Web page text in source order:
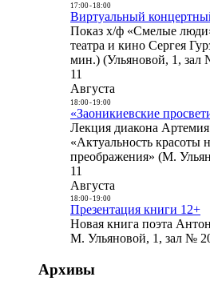
17:00- 18:00
Виртуальный
Показ х/ф «Смелые
театра и кино Сергея
мин.) (Ульяновой, 1, зал
11
Августа
18:00- 19:00
«Заоникиевские
Лекция диакона
«Актуальность красоты
преображения» (М.
11
Августа
18:00- 19:00
Презентация книги 12+
Новая книга поэта
М. Ульяновой, 1, зал №
Архивы